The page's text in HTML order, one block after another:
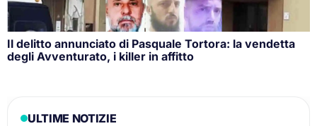
Il delitto annunciato di Pasquale Tortora: la vendetta
degli Avventurato, i killer in affitto
ULTIME NOTIZIE